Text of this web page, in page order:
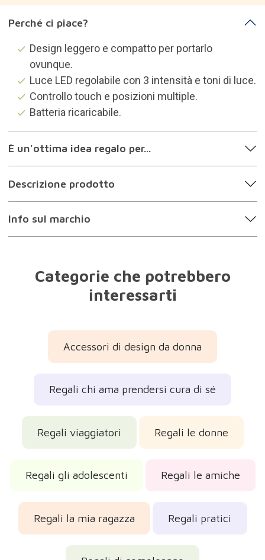
Perché ci piace?
Design leggero e compatto per portarlo
ovunque.
Luce LED regolabile con 3 intensità e toni di luce.
Controllo touch e posizioni multiple.
Batteria ricaricabile.
È un'ottima idea regalo per...
Descrizione prodotto
Info sul marchio
Categorie che potrebbero
interessarti
Accessori di design da donna
Regali chi ama prendersi cura di sé
Regali viaggiatori Regali le donne
Regali gli adolescenti Regali le amiche
Regali la mia ragazza Regali pratici